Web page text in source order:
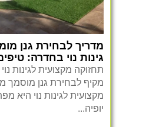
מדריך לבחירת גנן
גינות נוי בחדרה:
תחזוקה מקצועית לגינות
מקיף לבחירת גנן מוסמך
מקצועית לגינות נוי היא
יופיה...